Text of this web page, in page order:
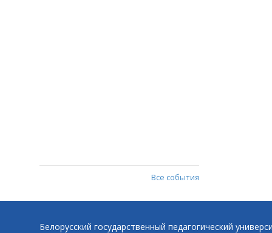
Все события
Белорусский государственный педагогический